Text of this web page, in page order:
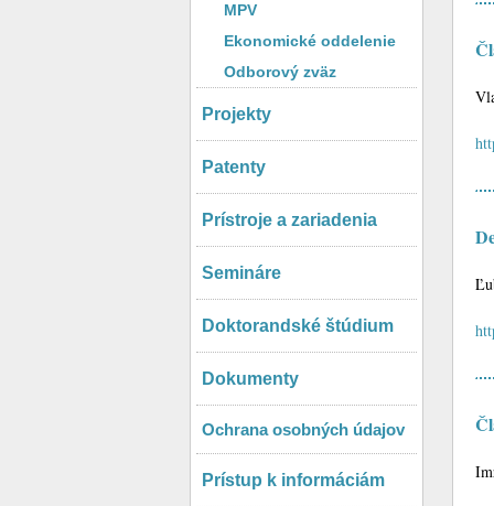
MPV
Ekonomické oddelenie
Odborový zväz
Projekty
Patenty
Prístroje a zariadenia
Semináre
Doktorandské štúdium
Dokumenty
Ochrana osobných údajov
Prístup k informáciám